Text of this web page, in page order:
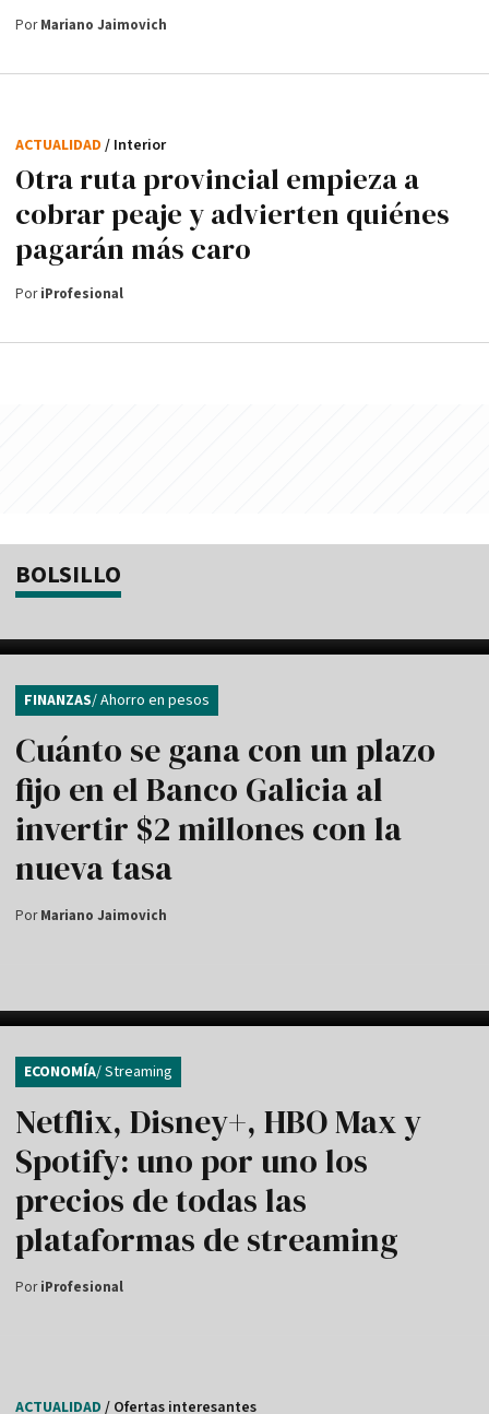
PorMariano Jaimovich
Otra ruta provincial empieza a
cobrar peaje y advierten quiénes
pagarán más caro
ACTUALIDAD / Interior
PoriProfesional
BOLSILLO
Cuánto se gana con un plazo
fijo en el Banco Galicia al
invertir $2 millones con la
nueva tasa
FINANZAS/ Ahorro en pesos
PorMariano Jaimovich
Netflix, Disney+, HBO Max y
Spotify: uno por uno los
precios de todas las
plataformas de streaming
ECONOMÍA/ Streaming
PoriProfesional
ACTUALIDAD / Ofertas interesantes